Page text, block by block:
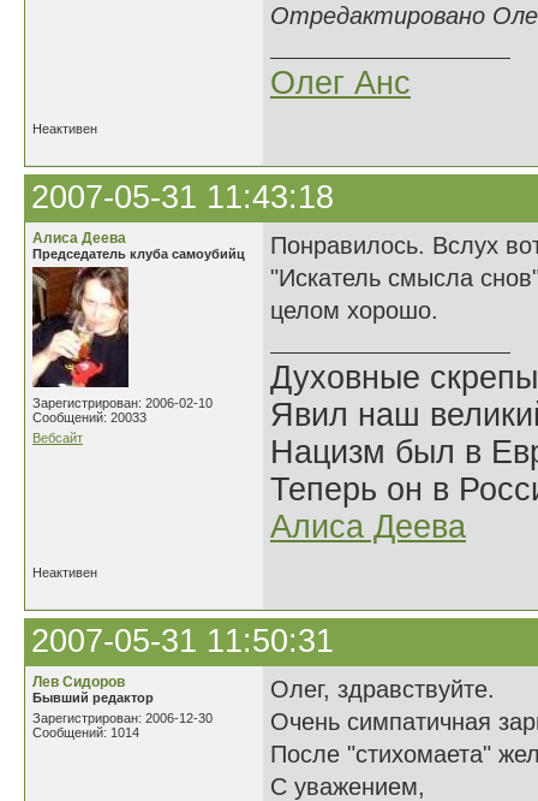
Отредактировано
Олег Анс
Неактивен
2007-05-31 11:43:18
Алиса Деева
Председатель клуба самоубийц
Зарегистрирован: 2006-02-10
Сообщений: 20033
Вебсайт
Понравилось. Вслух
"Искатель смысла
целом хорошо.
Духовные
Явил наш
Нацизм был в
Теперь он в
Алиса Деева
Неактивен
2007-05-31 11:50:31
Лев Сидоров
Бывший редактор
Зарегистрирован: 2006-12-30
Сообщений: 1014
Олег, здравствуйте.
Очень симпатичная
После "стихомаета"
С уважением,